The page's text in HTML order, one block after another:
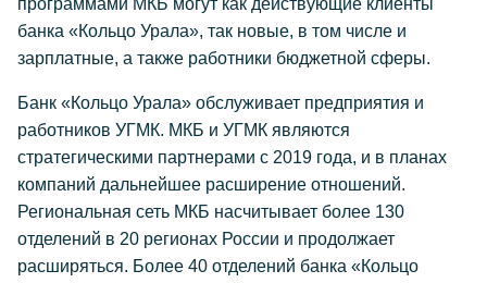
программами МКБ могут как действующие клиенты
банка «Кольцо Урала», так новые, в том числе и
зарплатные, а также работники бюджетной сферы.
Банк «Кольцо Урала» обслуживает предприятия и
работников УГМК. МКБ и УГМК являются
стратегическими партнерами с 2019 года, и в планах
компаний дальнейшее расширение отношений.
Региональная сеть МКБ насчитывает более 130
отделений в 20 регионах России и продолжает
расширяться. Более 40 отделений банка «Кольцо